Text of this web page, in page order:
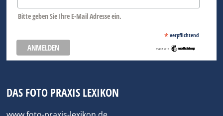
Bitte geben Sie Ihre E-Mail Adresse ein.
* verpflichtend
DAS FOTO PRAXIS LEXIKON